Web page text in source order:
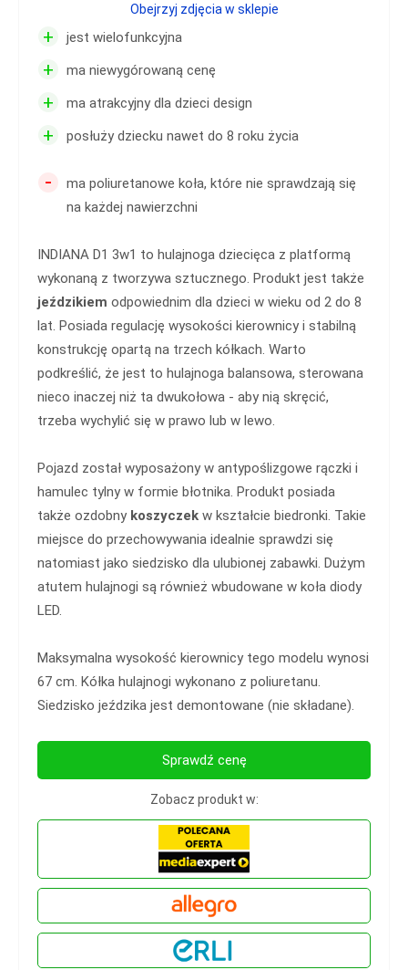
+ jest wielofunkcyjna
+ ma niewygórowaną cenę
+ ma atrakcyjny dla dzieci design
+ posłuży dziecku nawet do 8 roku życia
-
ma poliuretanowe koła, które nie sprawdzają się
na każdej nawierzchni
INDIANA D1 3w1 to hulajnoga dziecięca z platformą
wykonaną z tworzywa sztucznego. Produkt jest także
jeździkiem odpowiednim dla dzieci w wieku od 2 do 8
lat. Posiada regulację wysokości kierownicy i stabilną
konstrukcję opartą na trzech kółkach. Warto
podkreślić, że jest to hulajnoga balansowa, sterowana
nieco inaczej niż ta dwukołowa - aby nią skręcić,
trzeba wychylić się w prawo lub w lewo.
Pojazd został wyposażony w antypoślizgowe rączki i
hamulec tylny w formie błotnika. Produkt posiada
także ozdobny koszyczek w kształcie biedronki. Takie
miejsce do przechowywania idealnie sprawdzi się
natomiast jako siedzisko dla ulubionej zabawki. Dużym
atutem hulajnogi są również wbudowane w koła diody
LED.
Maksymalna wysokość kierownicy tego modelu wynosi
67 cm. Kółka hulajnogi wykonano z poliuretanu.
Siedzisko jeździka jest demontowane (nie składane).
Obejrzyj zdjęcia w sklepie
Sprawdź cenę
Zobacz produkt w: